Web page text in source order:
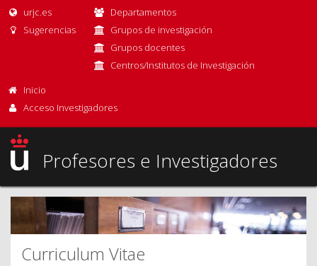
urjc.es
Sugerencias
Departamentos
Grupos de investigación
Grupos docentes
Centros/Institutos de Investigación
Inicio
Acceso Investigadores
Profesores e Investigadores
Curriculum Vitae